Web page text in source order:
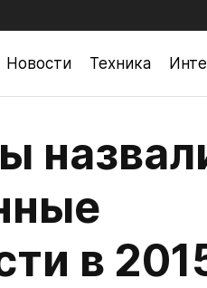
Новости Техника
в